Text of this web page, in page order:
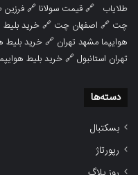
طلایاب 🔗قیمت سولانا 🔗
چت 🔗 اصفهان چت 🔗خرید بلیط
هوایپما مشهد تهران 🔗خرید بلیط
تهران استانبول🔗خرید بلیط
دسته‌ها
بسکتبال
رپورتاژ